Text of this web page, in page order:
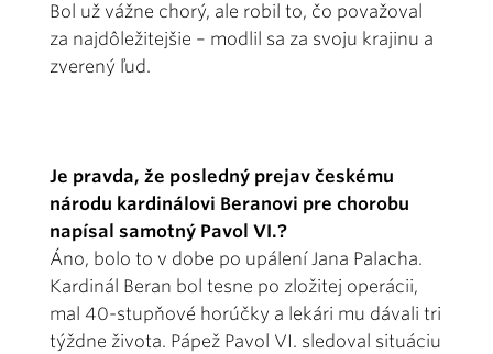
Bol už vážne chorý, ale robil to, čo považoval
za najdôležitejšie – modlil sa za svoju krajinu a
zverený ľud.
Je pravda, že posledný prejav českému
národu kardinálovi Beranovi pre chorobu
napísal samotný Pavol VI.?
Áno, bolo to v dobe po upálení Jana Palacha.
Kardinál Beran bol tesne po zložitej operácii,
mal 40-stupňové horúčky a lekári mu dávali tri
týždne života. Pápež Pavol VI. sledoval situáciu